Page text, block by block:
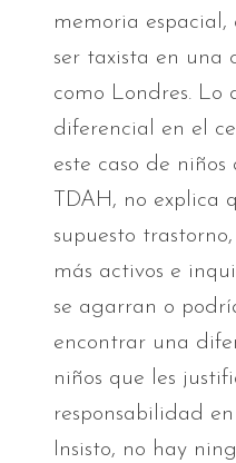
memoria espacial,
ser taxista en una
como Londres. Lo
diferencial en el
este caso de
TDAH, no explica
supuesto
más activos e
se agarran o
encontrar una
niños que les
responsabilidad
Insisto, no hay